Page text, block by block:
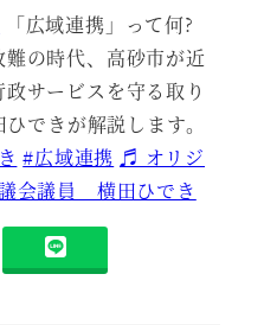
「広域連携」って何?
の時代、高砂市が近
サービスを守る取り
できが解説します。
#広域連携 ♬ オリジ
会議員 横田ひでき